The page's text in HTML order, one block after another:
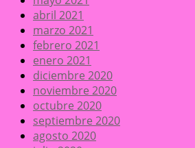
abril 2021
marzo 2021
febrero 2021
enero 2021
diciembre 2020
noviembre 2020
octubre 2020
septiembre 2020
agosto 2020